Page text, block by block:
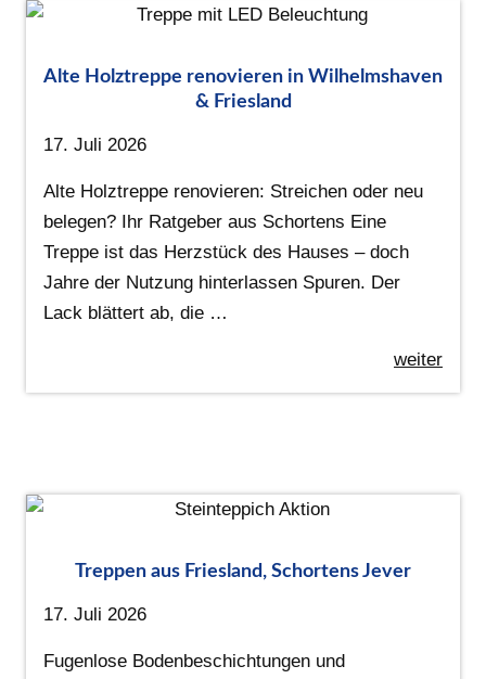
Alte Holztreppe renovieren in Wilhelmshaven
& Friesland
17. Juli 2026
Alte Holztreppe renovieren: Streichen oder neu
belegen? Ihr Ratgeber aus Schortens Eine
Treppe ist das Herzstück des Hauses – doch
Jahre der Nutzung hinterlassen Spuren. Der
Lack blättert ab, die …
weiter
Treppen aus Friesland, Schortens Jever
17. Juli 2026
Fugenlose Bodenbeschichtungen und